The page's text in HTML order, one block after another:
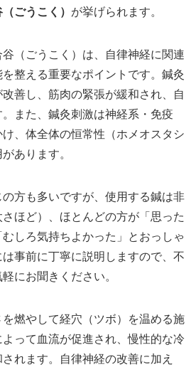
ごうこく） が挙げられます。
（ごうこく）は、自律神経に関連
整える重要なポイントです。鍼灸
善し、筋肉の緊張が緩和され、自
また、鍼灸刺激は神経系・免疫
、体全体の恒常性（ホメオスタシ
あります。
の方も多いですが、使用する鍼は非
ほど）、ほとんどの方が「思った
しろ気持ちよかった」とおっしゃ
事前に丁寧に説明しますので、不
にお聞きください。
燃やして経穴（ツボ）を温める施
って血流が促進され、慢性的な冷
れます。自律神経の改善に加え